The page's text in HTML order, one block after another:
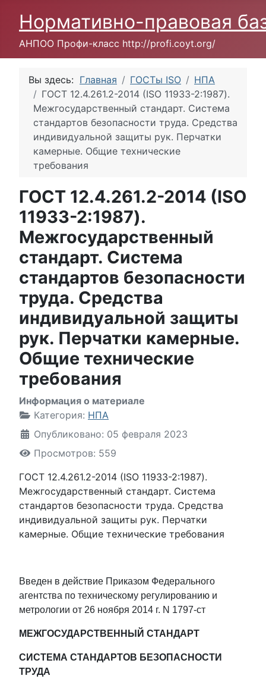
Нормативно-правовая
АНПОО Профи-класс http://profi.coyt.org/
Вы здесь: Главная ГОСТы ISO
НПА
ГОСТ 12.4.261.2-2014 (ISO 11933-2:1987).
Межгосударственный стандарт. Система
стандартов безопасности труда. Средства
индивидуальной защиты рук. Перчатки
камерные. Общие технические
требования
ГОСТ 12.4.261.2-2014 (ISO
11933-2:1987).
Межгосударственный
стандарт. Система
стандартов безопасности
труда. Средства
индивидуальной защиты
рук. Перчатки камерные.
Общие технические
требования
Информация о материале
Категория: НПА
Опубликовано: 05 февраля 2023
Просмотров: 559
ГОСТ 12.4.261.2-2014 (ISO 11933-2:1987).
Межгосударственный стандарт. Система
стандартов безопасности труда. Средства
индивидуальной защиты рук. Перчатки
камерные. Общие технические требования
Введен в действие Приказом Федерального
агентства по техническому регулированию и
метрологии от 26 ноября 2014 г. N 1797-ст
МЕЖГОСУДАРСТВЕННЫЙ СТАНДАРТ
СИСТЕМА СТАНДАРТОВ БЕЗОПАСНОСТИ
ТРУДА